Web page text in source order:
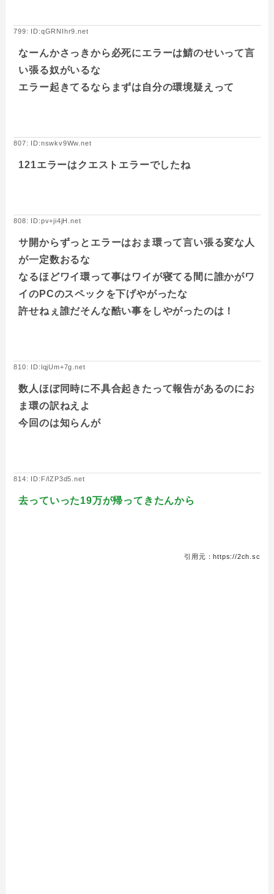
799: ID:qGRNIhr9.net
なーんかさっきから必死にエラーは鯖のせいって言
い張る奴がいるな
エラー起きてるならまずは自分の環境疑えって
807: ID:nswkv9Ww.net
121エラーはクエストエラーでしたね
808: ID:pv+ji4jH.net
サ開からずっとエラーはおま環って言い張る変な人
が一定数おるな
なるほどワイ環って事はワイが寝てる間に誰かがワ
イのPCのスペックを下げやがったな
許せねぇ誰だそんな酷い事をしやがったのは！
810: ID:lqjUm+7g.net
数人ほぼ同時に不具合起きたって報告があるのにお
ま環の訳ねえよ
今回のは知らんが
814: ID:F/lZP3d5.net
去っていった19万が帰ってきたんから
引用元：https://2ch.sc